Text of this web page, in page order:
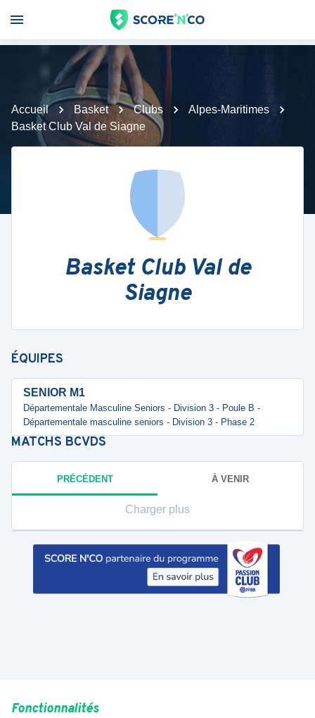
Accueil Basket Clubs
Alpes-Maritimes
Basket Club Val de Siagne
Basket Club Val de
Siagne
ÉQUIPES
SENIOR M1
Départementale Masculine Seniors - Division 3 - Poule B -
Départementale masculine seniors - Division 3 - Phase 2
MATCHS BCVDS
PRÉCÉDENT À VENIR
Charger plus
Fonctionnalités